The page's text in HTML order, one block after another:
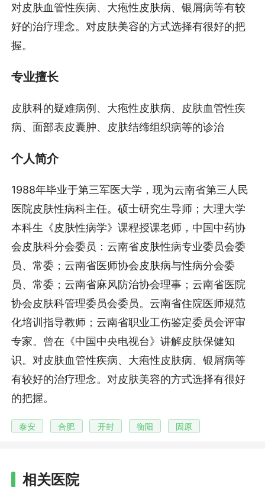
对皮肤血管性疾病、大疱性皮肤病、银屑病等有较
好的治疗理念。对皮肤美容的方式选择有很好的把
握。
专业擅长
皮肤科的疑难病例、大疱性皮肤病、皮肤血管性疾
病、面部表皮囊肿、皮肤结缔组织病等的诊治
个人简介
1988年毕业于第三军医大学，现为云南省第三人民
医院皮肤性病科主任。硕士研究生导师；大理大学
本科生《皮肤性病学》课程授课老师，中国中药协
会皮肤科分会委员：云南省皮肤性病专业委员会委
员、常委；云南省医师协会皮肤病与性病分会委
员、常委；云南省麻风防治协会理事；云南省医院
协会皮肤科管理委员会委员。云南省住院医师规范
化培训指导教师；云南省职业工伤鉴定委员会评审
专家。曾在《中国中央电视台》讲解皮肤保健知
识。对皮肤血管性疾病、大疱性皮肤病、银屑病等
有较好的治疗理念。对皮肤美容的方式选择有很好
的把握。
泰安 合肥 开封 衡阳 固原
相关医院